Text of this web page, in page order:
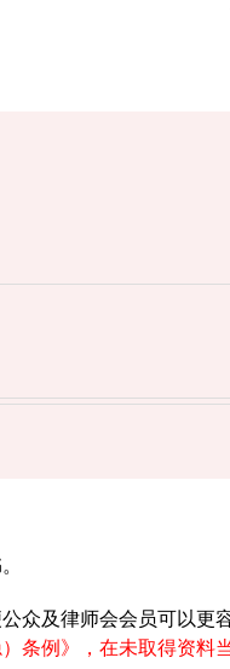
众及律师会会员可以更
条例》，在未取得资料